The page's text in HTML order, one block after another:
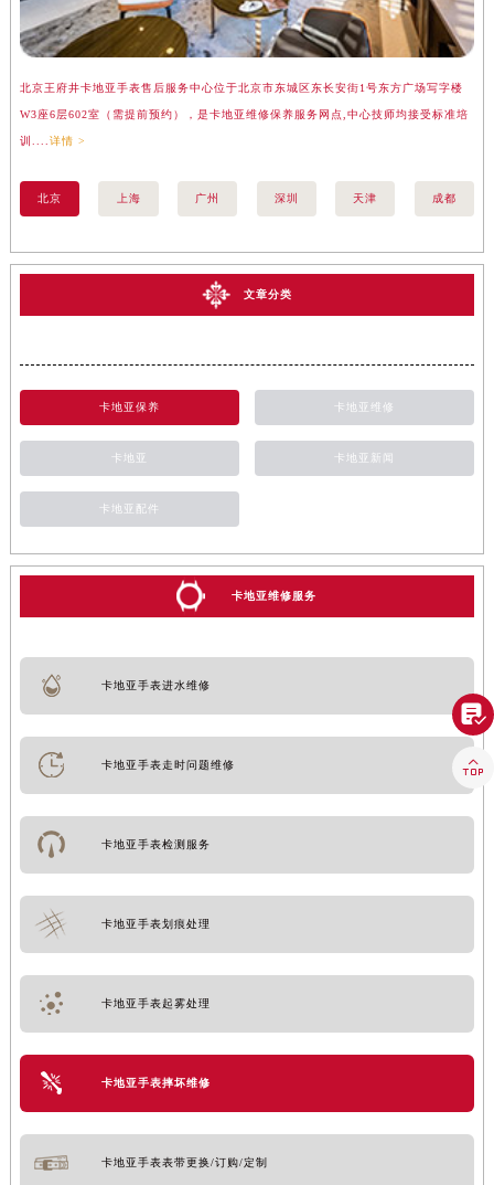
北京王府井卡地亚手表售后服务中心位于北京市东城区东长安街1号东方广场写字楼
W3座6层602室（需提前预约），是卡地亚维修保养服务网点,中心技师均接受标准培
训.... 详情 >
北京 上海 广州 深圳 天津 成都
文章分类
卡地亚保养 卡地亚维修
卡地亚 卡地亚新闻
卡地亚配件
卡地亚维修服务
卡地亚手表进水维修
卡地亚手表走时问题维修
卡地亚手表检测服务
卡地亚手表划痕处理
卡地亚手表起雾处理
卡地亚手表摔坏维修
卡地亚手表表带更换/订购/定制

